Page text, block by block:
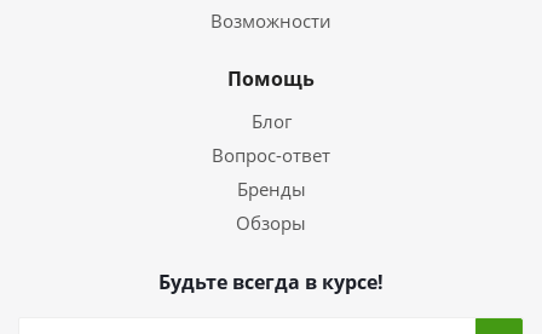
Возможности
Помощь
Блог
Вопрос-ответ
Бренды
Обзоры
Будьте всегда в курсе!